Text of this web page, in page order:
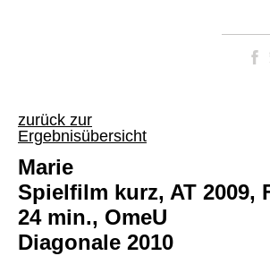
zurück zur
Ergebnisübersicht
Marie
Spielfilm kurz, AT 2009,
24 min., OmeU
Diagonale 2010